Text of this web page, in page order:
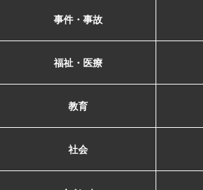
事件・事故
福祉・医療
教育
社会